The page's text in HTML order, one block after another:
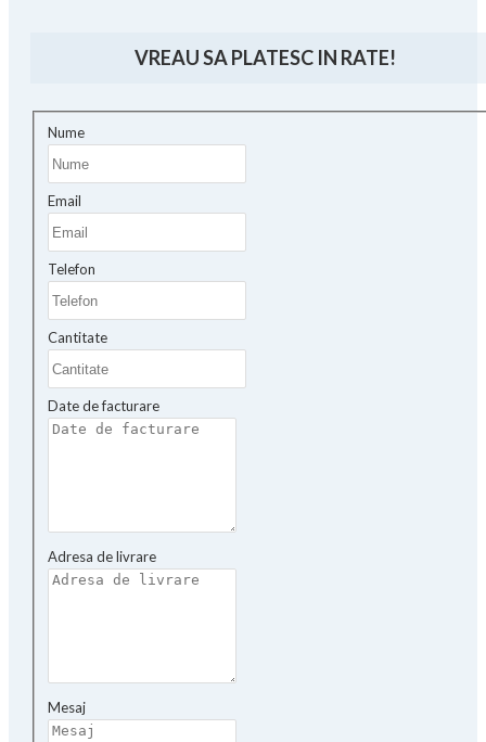
VREAU SA PLATESC IN RATE!
Nume
Email
Telefon
Cantitate
Date de facturare
Adresa de livrare
Mesaj